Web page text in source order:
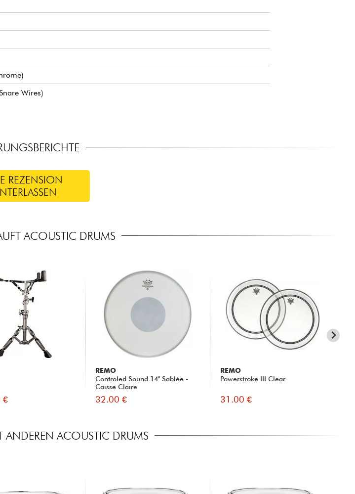
Wires)
REZENSION
ACOUSTIC DRUMS
€
REMO
Controled Sound 14" Sablée -
Caisse Claire
32.00 €
REMO
Powerstroke III Clear
31.00 €
ANDEREN ACOUSTIC DRUMS